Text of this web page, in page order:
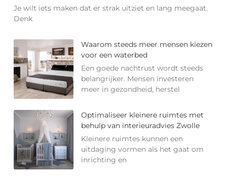
Je wilt iets maken dat er strak uitziet en lang meegaat.
Denk
Waarom steeds meer mensen kiezen
voor een waterbed
Een goede nachtrust wordt steeds
belangrijker. Mensen investeren
meer in gezondheid, herstel
Optimaliseer kleinere ruimtes met
behulp van interieuradvies Zwolle
Kleinere ruimtes kunnen een
uitdaging vormen als het gaat om
inrichting en